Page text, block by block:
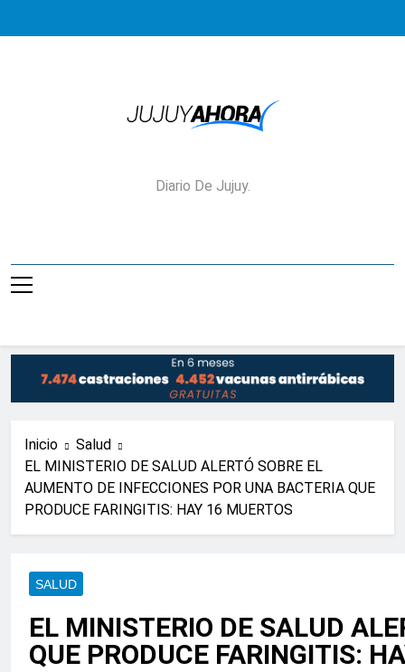
Jujuy Ahora!
Diario De Jujuy.
Inicio
Salud
EL MINISTERIO DE SALUD ALERTÓ SOBRE EL
AUMENTO DE INFECCIONES POR UNA BACTERIA QUE
PRODUCE FARINGITIS: HAY 16 MUERTOS
SALUD
EL MINISTERIO DE SALUD
QUE PRODUCE FARINGITIS: